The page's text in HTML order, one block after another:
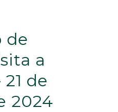
de
a
de
2024